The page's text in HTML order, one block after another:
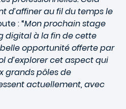
d’affiner au fil du temps le
: “Mon prochain stage
digital à la fin de cette
opportunité offerte par
d’explorer cet aspect qui
grands pôles de
actuellement, avec